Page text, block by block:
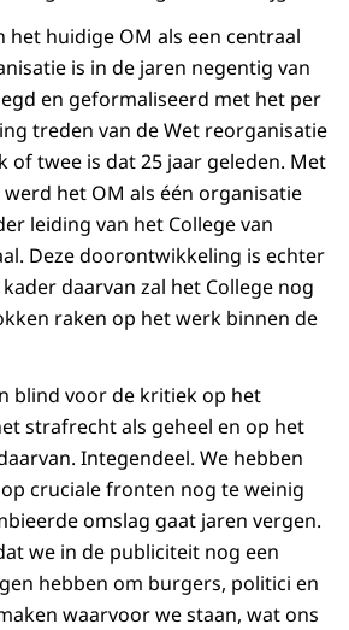
het huidige OM als een centraal
is in de jaren negentig van
en geformaliseerd met het per
treden van de Wet reorganisatie
of twee is dat 25 jaar geleden. Met
het OM als één organisatie
leiding van het College van
Deze doorontwikkeling is echter
daarvan zal het College nog
raken op het werk binnen de
blind voor de kritiek op het
strafrecht als geheel en op het
Integendeel. We hebben
cruciale fronten nog te weinig
omslag gaat jaren vergen.
we in de publiciteit nog een
hebben om burgers, politici en
waarvoor we staan, wat ons